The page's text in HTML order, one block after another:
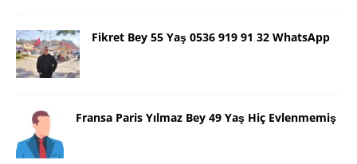
Fikret Bey 55 Yaş 0536 919 91 32 WhatsApp
Fransa Paris Yılmaz Bey 49 Yaş Hiç Evlenmemiş